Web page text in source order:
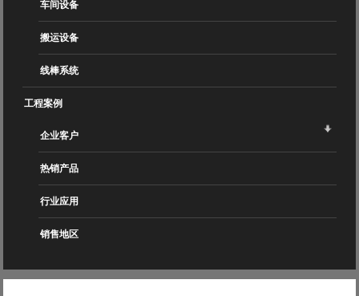
车间设备
搬运设备
线棒系统
工程案例
企业客户
热销产品
行业应用
销售地区